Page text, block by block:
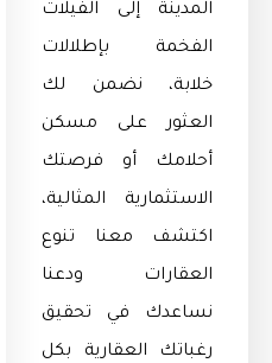
المدينة إلى الفيلات
الفخمة بإطلالات
خلابة، نضمن لك
العثور على مسكن
أحلامك أو فرصتك
الاستثمارية المثالية،
اكتشف معنا تنوع
العقارات ودعنا
نساعدك في تحقيق
رغباتك العقارية بكل